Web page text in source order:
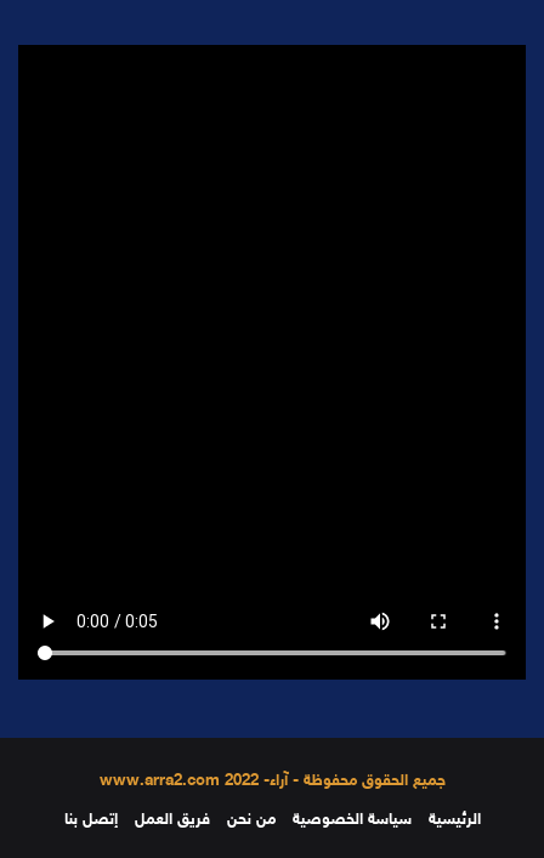
جميع الحقوق محفوظة - آراء- 2022 www.arra2.com
الرئيسية
سياسة الخصوصية من نحن فريق العمل إتصل بنا